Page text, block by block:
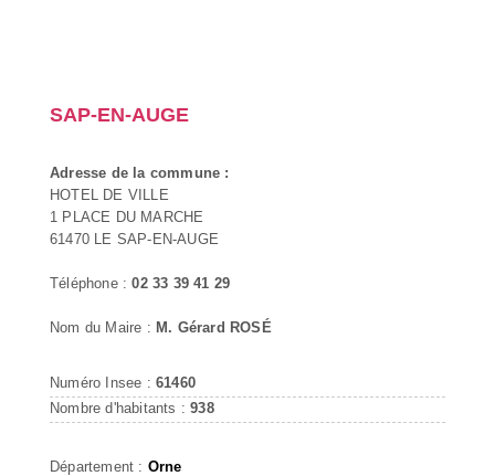
SAP-EN-AUGE
Adresse de la commune :
HOTEL DE VILLE
1 PLACE DU MARCHE
61470 LE SAP-EN-AUGE
Téléphone :02 33 39 41 29
Nom du Maire : M. Gérard ROSÉ
Numéro Insee : 61460
Nombre d'habitants :938
Département : Orne